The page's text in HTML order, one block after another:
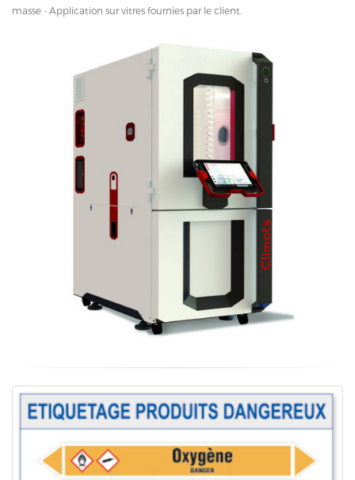
masse - Application sur vitres fournies par le client.